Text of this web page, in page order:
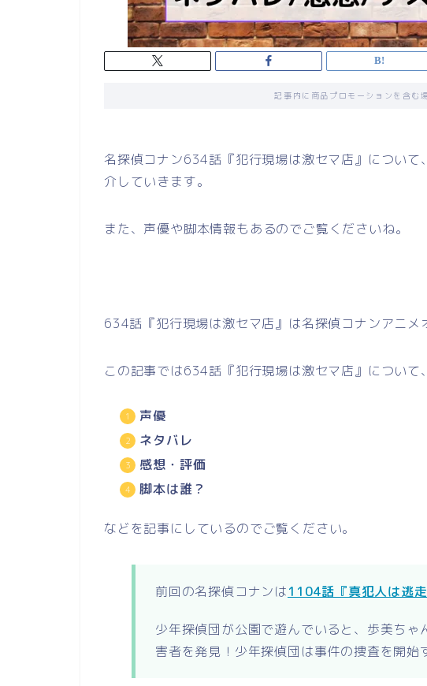
記事内に商品プロモーションを含む
名探偵コナン634話『犯行現場は激セマ店』につい
介していきます。
また、声優や脚本情報もあるのでご覧くださいね。
634話『犯行現場は激セマ店』は名探偵コナンアニメ
この記事では634話『犯行現場は激セマ店』について、
声優
ネタバレ
感想・評価
脚本は誰？
などを記事にしているのでご覧ください。
前回の名探偵コナンは1104話『真犯人は逃走
少年探偵団が公園で遊んでいると、歩美ちゃ
害者を発見！少年探偵団は事件の捜査を開始